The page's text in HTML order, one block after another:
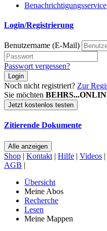
Benachrichtigungsservice
Login/Registrierung
Benutzername (E-Mail)
Passwort vergessen?
Login
Noch nicht registriert? Zur
Sie möchten
Jetzt kostenlos testen
Zitierende Dokumente
Alle anzeigen
Shop | Kontakt | Hilfe | Videos |
AGB |
Übersicht
Meine Abos
Recherche
Lesen
Meine Mappen